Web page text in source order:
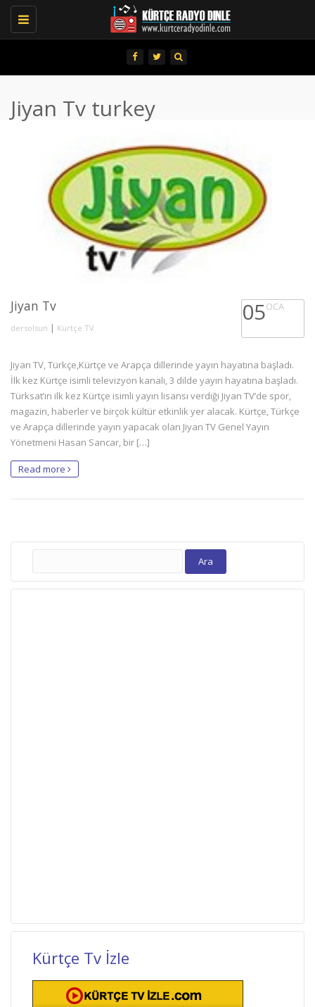
Toggle
navigation
Jiyan Tv turkey
Jiyan Tv
dersolsun | Kürtçe TV
05OCA
Jiyan TV, Türkçe,Kürtçe ve Arapça dillerinde yayın hayatına başladı.
İlk kez Kürtçe isimli televizyon kanalı, 3 dilde yayın hayatına başladı.
Türksat’ın ilk kez Kürtçe isimli yayın lisansı verdiği Jiyan TV’de spor,
magazin, haberler ve birçok kültür etkinlik yer alacak. Kürtçe, Türkçe
ve Arapça dillerinde yayın yapacak olan Jiyan TV Genel Yayın
Yönetmeni Hasan Sancar, bir […]
Read more
Arama:
Kürtçe Tv İzle